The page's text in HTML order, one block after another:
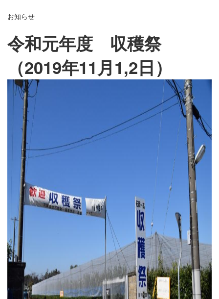
お知らせ
令和元年度 収穫祭
（2019年11 月1,2日）